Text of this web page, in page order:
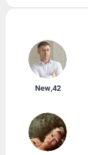
New,42